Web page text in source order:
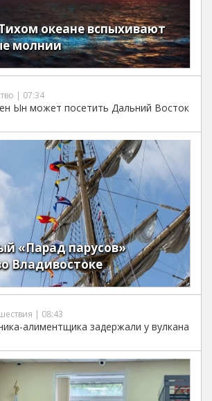
океане вспыхивают
молнии
| 07:34
Ын может посетить Дальний Восток
«Парад парусов»
Владивостоке
| 08:43
алиментщика задержали у вулкана